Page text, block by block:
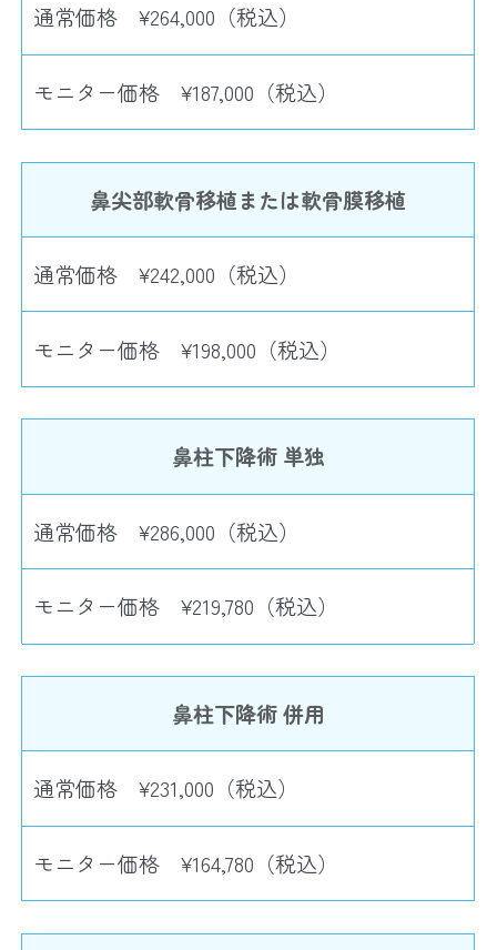
通常価格 ¥264,000（税込）
モニター価格 ¥187,000（税込）
鼻尖部軟骨移植または軟骨膜移植
通常価格 ¥242,000（税込）
モニター価格 ¥198,000（税込）
鼻柱下降術 単独
通常価格 ¥286,000（税込）
モニター価格 ¥219,780（税込）
鼻柱下降術 併用
通常価格 ¥231,000（税込）
モニター価格 ¥164,780（税込）